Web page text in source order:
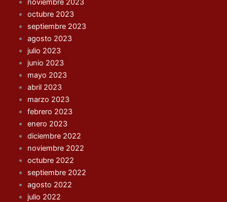
noviembre 2023
octubre 2023
septiembre 2023
agosto 2023
julio 2023
junio 2023
mayo 2023
abril 2023
marzo 2023
febrero 2023
enero 2023
diciembre 2022
noviembre 2022
octubre 2022
septiembre 2022
agosto 2022
julio 2022